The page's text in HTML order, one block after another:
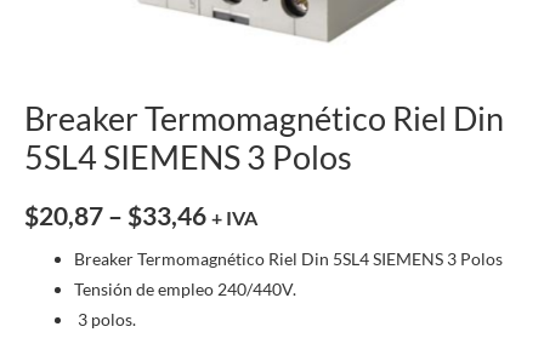
Breaker Termomagnético Riel Din
5SL4 SIEMENS 3 Polos
$20,87 – $33,46 + IVA
Breaker Termomagnético Riel Din 5SL4 SIEMENS 3 Polos
Tensión de empleo 240/440V.
3 polos.